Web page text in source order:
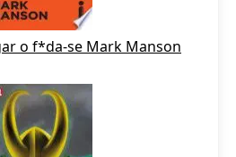
o f*da-se Mark Manson